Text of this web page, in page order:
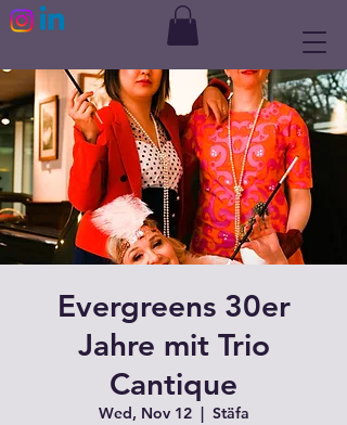
Evergreens 30er
Jahre mit Trio
Cantique
Wed, Nov 12
  |
Stäfa